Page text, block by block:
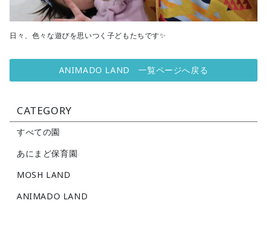
日々、色々な遊びを思いつく子どもたちです✨
ANIMADO LAND 一覧ページへ戻る
CATEGORY
すべての園
あにまど保育園
MOSH LAND
ANIMADO LAND